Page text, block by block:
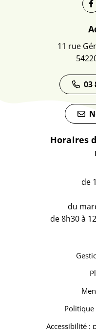
11 rue
03
Horaires
de
du
de 8h30 à
Accessibilité :